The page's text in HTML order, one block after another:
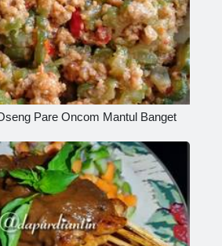
Pare Oncom Mantul Banget